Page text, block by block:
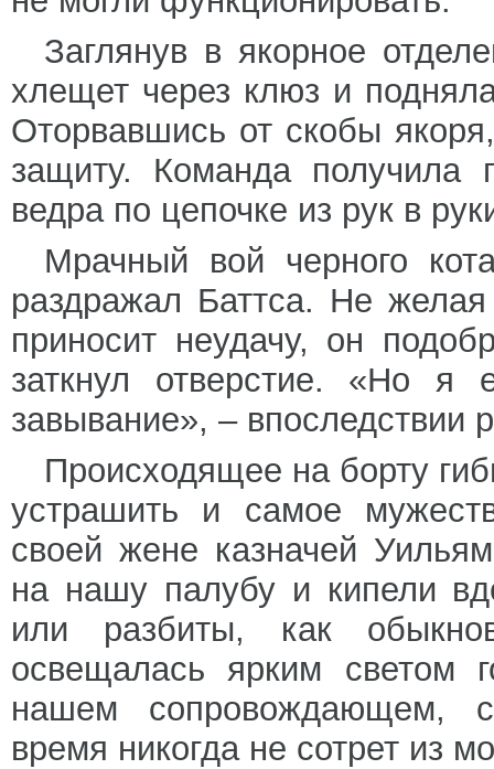
Заглянув в якорное
хлещет через клюз и
Оторвавшись от скобы
защиту. Команда получила
ведра по цепочке из рук в
Мрачный вой черного
раздражал Баттса. Не
приносит неудачу, он
заткнул отверстие. «Но я
завывание», – впоследствии
Происходящее на борту
устрашить и самое
своей жене казначей
на нашу палубу и кипели
или разбиты, как
освещалась ярким светом
нашем сопровождающем,
время никогда не сотрет из